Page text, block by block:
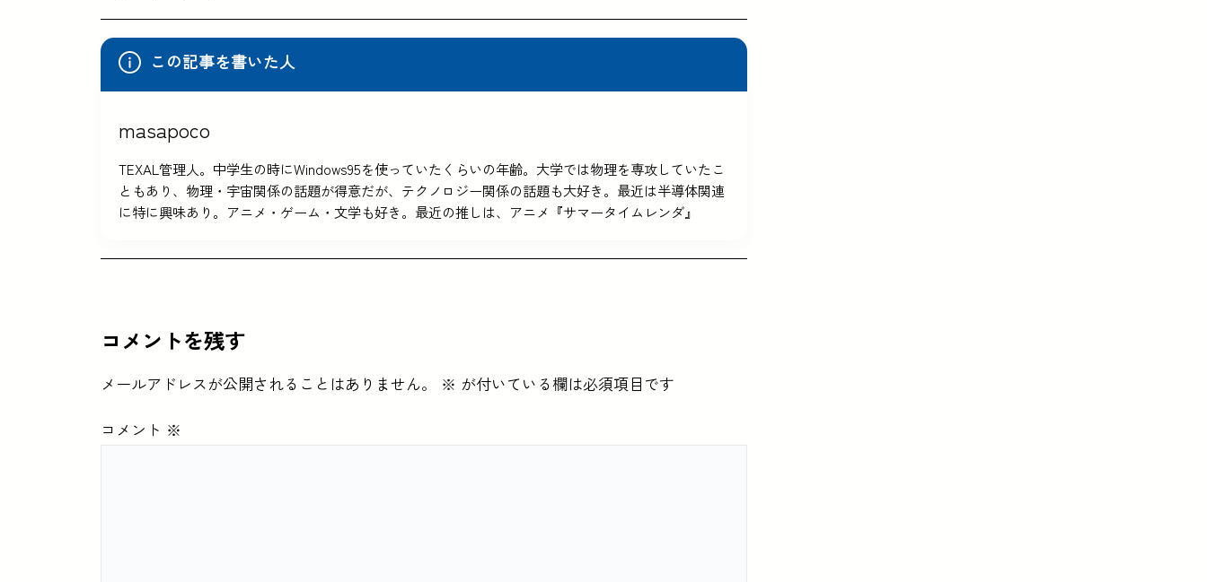
この記事を書いた人
masapoco
TEXAL管理人。中学生の時にWindows95を使っていたくらいの年齢。大学では物理を専攻していたこ
ともあり、物理・宇宙関係の話題が得意だが、テクノロジー関係の話題も大好き。最近は半導体関連
に特に興味あり。アニメ・ゲーム・文学も好き。最近の推しは、アニメ『サマータイムレンダ』
コメントを残す
メールアドレスが公開されることはありません。 ※ が付いている欄は必須項目です
コメント ※